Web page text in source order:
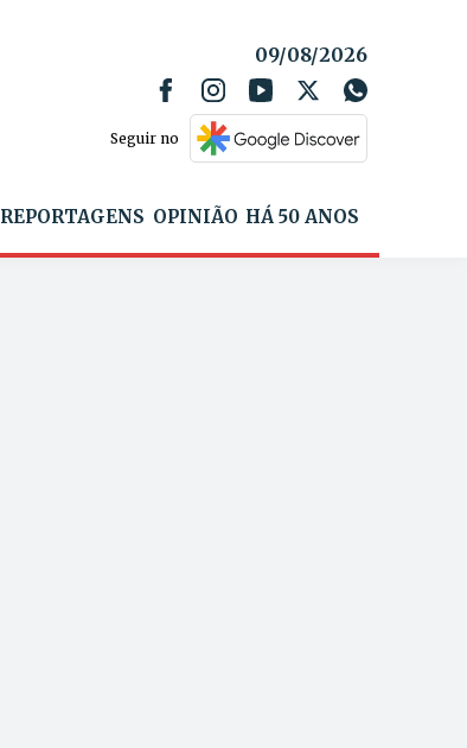
09/08/2026
Seguir no
REPORTAGENS OPINIÃO HÁ 50 ANOS